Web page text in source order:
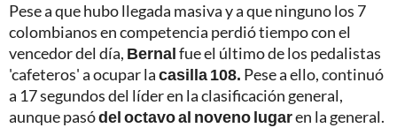
Pese a que hubo llegada masiva y a que ninguno los 7
colombianos en competencia perdió tiempo con el
vencedor del día, Bernalfue el último de los pedalistas
'cafeteros' a ocupar lacasilla 108. Pese a ello, continuó
a 17 segundos del líder en la clasificación general,
aunque pasódel octavo al noveno lugaren la general.